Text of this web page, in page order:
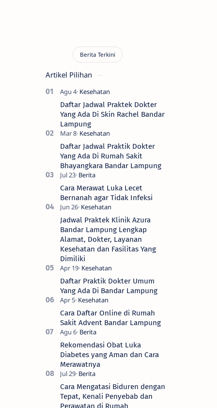
Artikel Pilihan
Daftar Jadwal Praktek Dokter
Yang Ada Di Skin Rachel Bandar
Lampung
Daftar Jadwal Praktik Dokter
Yang Ada Di Rumah Sakit
Bhayangkara Bandar Lampung
Cara Merawat Luka Lecet
Bernanah agar Tidak Infeksi
Jadwal Praktek Klinik Azura
Bandar Lampung Lengkap
Alamat, Dokter, Layanan
Kesehatan dan Fasilitas Yang
Dimiliki
Daftar Praktik Dokter Umum
Yang Ada Di Bandar Lampung
Cara Daftar Online di Rumah
Sakit Advent Bandar Lampung
Rekomendasi Obat Luka
Diabetes yang Aman dan Cara
Merawatnya
Cara Mengatasi Biduren dengan
Tepat, Kenali Penyebab dan
Perawatan di Rumah